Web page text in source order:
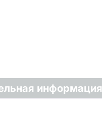
информация